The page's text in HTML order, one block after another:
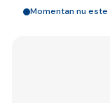
Momentan nu